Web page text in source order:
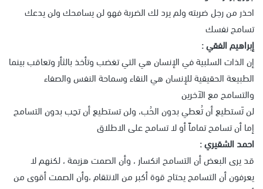
احذر من رجل ضربته ولم يرد لك الضربة فهو لن يسامحك ولن يدعك
تسامح نفسك
إبراهيم الفقي :
إن الذات السلبية في الإنسان هي التي تغضب وتأخذ بالثأر وتعاقب بينما
الطبيعة الحقيقية للإنسان هي النقاء وسماحة النفس والصفاء
والتسامح مع الآخرين
لن تَستطيع أن تُعطي بدون الحُب، ولن تستطيع أن تحِب بدون التسامح
إما أن تسامح تماماً أو لا تسامح على الاطلاق
احمد الشقيري :
قد يرى البعض أن التسامح انكسار ، وأن الصمت هزيمة ، لكنهم لا
يعرفون أن التسامح يحتاج قوة أكبر من الانتقام ،وأن الصمت أقوى من